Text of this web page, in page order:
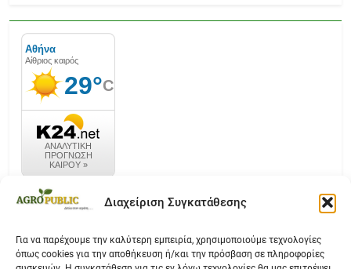
Διαχείριση Συγκατάθεσης
Για να παρέχουμε την καλύτερη εμπειρία, χρησιμοποιούμε τεχνολογίες
όπως cookies για την αποθήκευση ή/και την πρόσβαση σε πληροφορίες
καιρός k24.net
Επικοινωνία